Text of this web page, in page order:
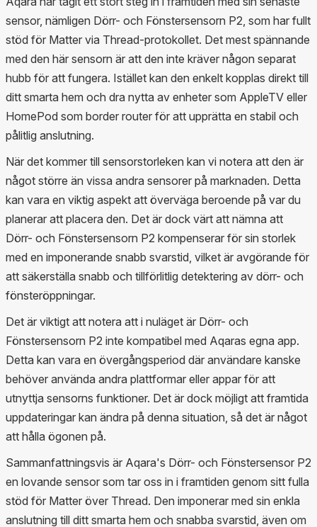
sensor, nämligen Dörr- och Fönstersensorn P2, som har fullt
stöd för Matter via Thread-protokollet. Det mest spännande
med den här sensorn är att den inte kräver någon separat
hubb för att fungera. Istället kan den enkelt kopplas direkt till
ditt smarta hem och dra nytta av enheter som AppleTV eller
HomePod som border router för att upprätta en stabil och
pålitlig anslutning.
När det kommer till sensorstorleken kan vi notera att den är
något större än vissa andra sensorer på marknaden. Detta
kan vara en viktig aspekt att överväga beroende på var du
planerar att placera den. Det är dock värt att nämna att
Dörr- och Fönstersensorn P2 kompenserar för sin storlek
med en imponerande snabb svarstid, vilket är avgörande för
att säkerställa snabb och tillförlitlig detektering av dörr- och
fönsteröppningar.
Det är viktigt att notera att i nuläget är Dörr- och
Fönstersensorn P2 inte kompatibel med Aqaras egna app.
Detta kan vara en övergångsperiod där användare kanske
behöver använda andra plattformar eller appar för att
utnyttja sensorns funktioner. Det är dock möjligt att framtida
uppdateringar kan ändra på denna situation, så det är något
att hålla ögonen på.
Sammanfattningsvis är Aqara's Dörr- och Fönstersensor P2
en lovande sensor som tar oss in i framtiden genom sitt fulla
stöd för Matter över Thread. Den imponerar med sin enkla
anslutning till ditt smarta hem och snabba svarstid, även om